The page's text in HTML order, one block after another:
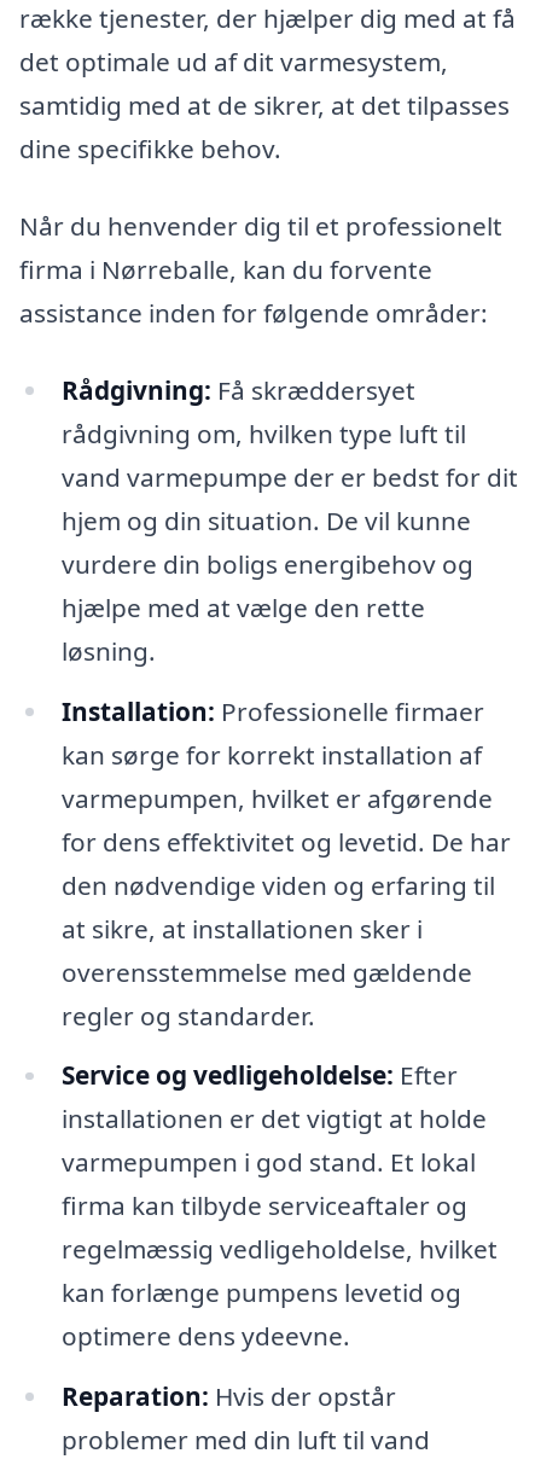
række tjenester, der hjælper dig med at få
det optimale ud af dit varmesystem,
samtidig med at de sikrer, at det tilpasses
dine specifikke behov.
Når du henvender dig til et professionelt
firma i Nørreballe, kan du forvente
assistance inden for følgende områder:
Rådgivning: Få skræddersyet
rådgivning om, hvilken type luft til
vand varmepumpe der er bedst for dit
hjem og din situation. De vil kunne
vurdere din boligs energibehov og
hjælpe med at vælge den rette
løsning.
Installation: Professionelle firmaer
kan sørge for korrekt installation af
varmepumpen, hvilket er afgørende
for dens effektivitet og levetid. De har
den nødvendige viden og erfaring til
at sikre, at installationen sker i
overensstemmelse med gældende
regler og standarder.
Service og vedligeholdelse: Efter
installationen er det vigtigt at holde
varmepumpen i god stand. Et lokal
firma kan tilbyde serviceaftaler og
regelmæssig vedligeholdelse, hvilket
kan forlænge pumpens levetid og
optimere dens ydeevne.
Reparation: Hvis der opstår
problemer med din luft til vand